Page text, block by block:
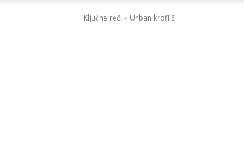
Ključne reči Urban kroflič